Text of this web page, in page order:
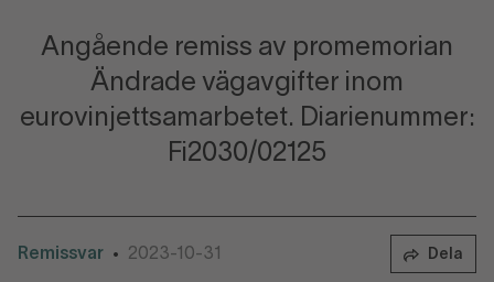
Angående remiss av promemorian
Ändrade vägavgifter inom
eurovinjettsamarbetet. Diarienummer:
Fi2030/02125
Remissvar • 2023-10-31 Dela